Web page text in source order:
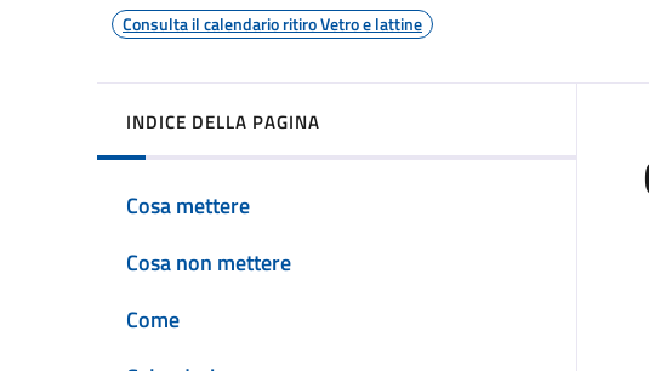
Consulta il calendario ritiro Vetro e lattine
INDICE DELLA PAGINA
Cosa mettere
Cosa non mettere
Come